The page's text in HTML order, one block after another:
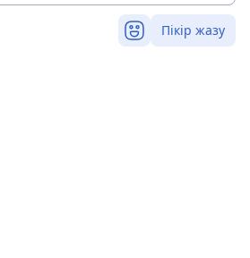
Пікір жазу